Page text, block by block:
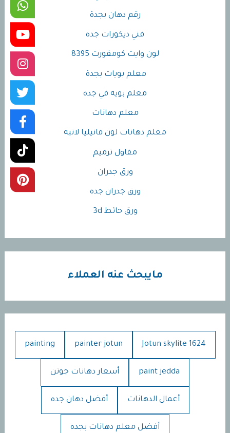
رقم دهان بجدة
فني ديكورات جده
لون وايت كومفورت 8395
معلم بويات بجدة
معلم بويه في جده
معلم دهانات
معلم دهانات لون فانيليا لاتيه
مقاول ترميم
ورق جدران
ورق جدران جده
ورق حائط 3d
مايبحث عنه العملاء
Jotun skylite 1624
painter jotun
painting
paint jedda أسعار دهانات جوتن
أعمال الدهانات أفضل دهان جده
أفضل معلم دهانات بجده